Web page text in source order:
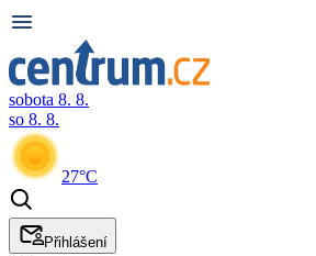
sobota 8. 8.
so 8. 8.
27°C
Přihlášení